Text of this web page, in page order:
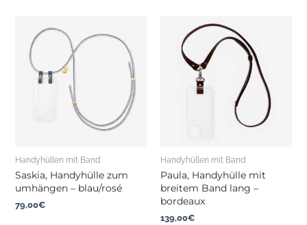
Handyhüllen mit Band
Saskia, Handyhülle zum
umhängen – blau/rosé
79,00€
Handyhüllen mit Band
Paula, Handyhülle mit
breitem Band lang –
bordeaux
139,00€